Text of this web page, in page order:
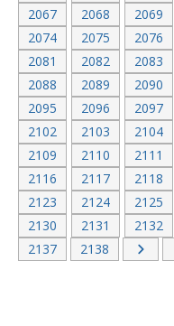
2067
2068 2069
2074
2075 2076
2081
2082 2083
2088
2089 2090
2095
2096 2097
2102
2103 2104
2109
2110 2111
2116
2117 2118
2123
2124 2125
2130
2131 2132
2137
2138